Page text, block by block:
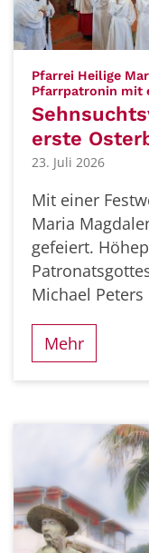
Pfarrei Heilige
Pfarrpatronin mit
erste
23. Juli 2026
Mit einer
Maria
gefeiert.
Michael Peters
Mehr